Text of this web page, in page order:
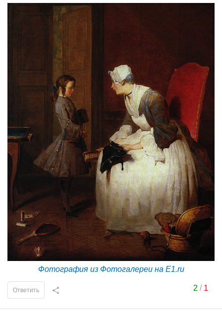
Фотография из Фотогалереи на E1.ru
2 / 1
Ответить